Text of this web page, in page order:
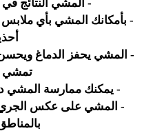
- المشي النتائج
- بأمكانك المشي بأي
- المشي يحفز الدماغ ويحسن
تمشي
- يمكنك ممارسة المشي
- المشي على عكس الجري